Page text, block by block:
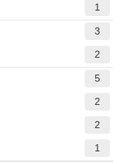
1
3
2
5
2
2
1